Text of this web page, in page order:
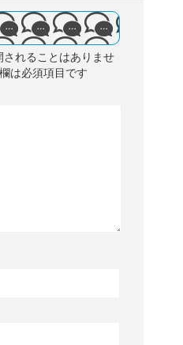
されることはありませ
は必須項目です